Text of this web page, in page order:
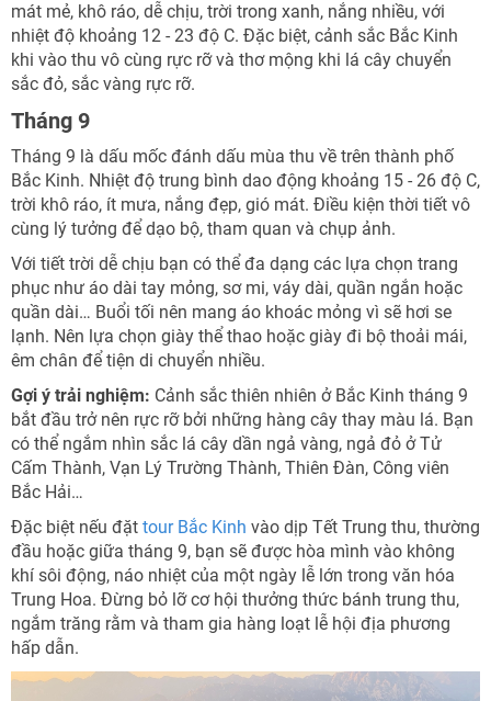
mát mẻ, khô ráo, dễ chịu, trời trong xanh, nắng nhiều, với
nhiệt độ khoảng 12 - 23 độ C. Đặc biệt, cảnh sắc Bắc Kinh
khi vào thu vô cùng rực rỡ và thơ mộng khi lá cây chuyển
sắc đỏ, sắc vàng rực rỡ.
Tháng 9
Tháng 9 là dấu mốc đánh dấu mùa thu về trên thành phố
Bắc Kinh. Nhiệt độ trung bình dao động khoảng 15 - 26 độ C,
trời khô ráo, ít mưa, nắng đẹp, gió mát. Điều kiện thời tiết vô
cùng lý tưởng để dạo bộ, tham quan và chụp ảnh.
Với tiết trời dễ chịu bạn có thể đa dạng các lựa chọn trang
phục như áo dài tay mỏng, sơ mi, váy dài, quần ngắn hoặc
quần dài… Buổi tối nên mang áo khoác mỏng vì sẽ hơi se
lạnh. Nên lựa chọn giày thể thao hoặc giày đi bộ thoải mái,
êm chân để tiện di chuyển nhiều.
Gợi ý trải nghiệm: Cảnh sắc thiên nhiên ở Bắc Kinh tháng 9
bắt đầu trở nên rực rỡ bởi những hàng cây thay màu lá. Bạn
có thể ngắm nhìn sắc lá cây dần ngả vàng, ngả đỏ ở Tử
Cấm Thành, Vạn Lý Trường Thành, Thiên Đàn, Công viên
Bắc Hải…
Đặc biệt nếu đặt tour Bắc Kinh vào dịp Tết Trung thu, thường
đầu hoặc giữa tháng 9, bạn sẽ được hòa mình vào không
khí sôi động, náo nhiệt của một ngày lễ lớn trong văn hóa
Trung Hoa. Đừng bỏ lỡ cơ hội thưởng thức bánh trung thu,
ngắm trăng rằm và tham gia hàng loạt lễ hội địa phương
hấp dẫn.